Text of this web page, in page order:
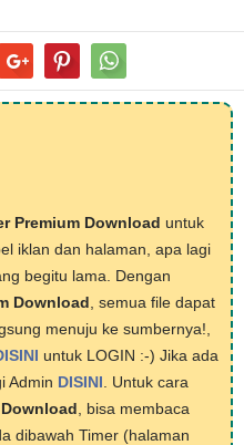
Premium Download untuk
iklan dan halaman, apa lagi
begitu lama. Dengan
Download , semua file dapat
menuju ke sumbernya!,
untuk LOGIN :-) Jika ada
Admin DISINI . Untuk cara
, bisa membaca
dibawah Timer (halaman